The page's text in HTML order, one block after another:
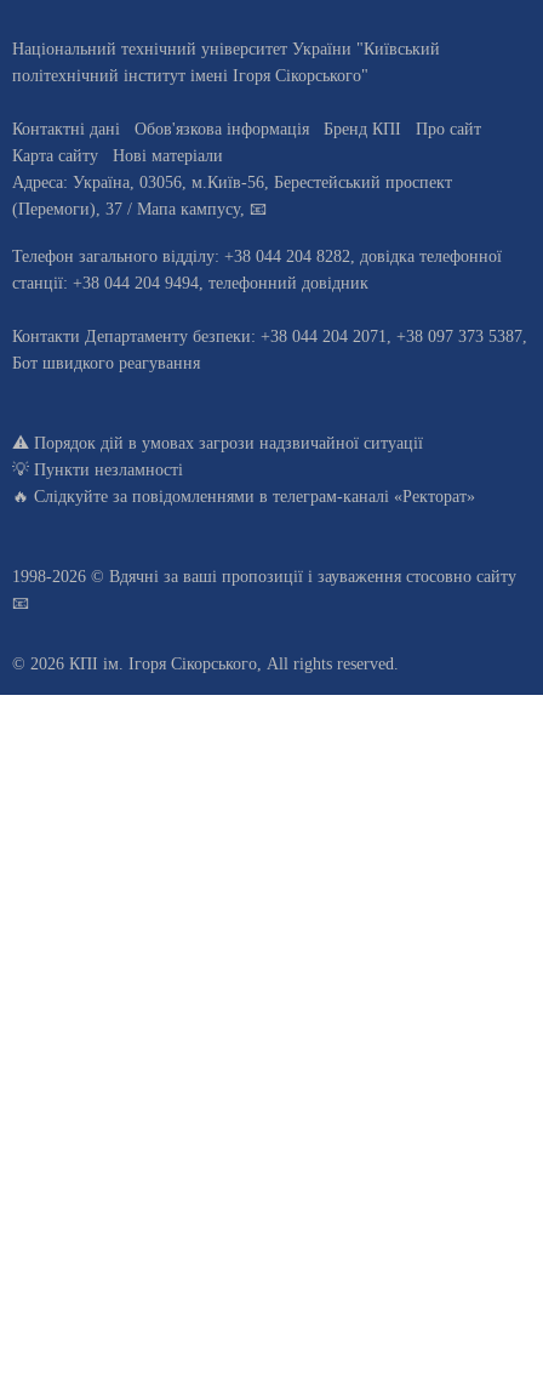
Національний технічний університет України "Київський
політехнічний інститут імені Ігоря Сікорського"
Контактні дані Обов'язкова інформація Бренд КПІ
Про сайт
Карта сайту
Нові матеріали
Адреса: Україна 03056 , м. Київ-56, Берестейський проспект
(Перемоги), 37 / Мапа кампусу, 📧
Телефон загального відділу: +38 044 204 8282 , довiдка телефонної
станцiї: +38 044 204 9494 телефонний довідник
Контакти Департаменту безпеки: +38 044 204 2071, +38 097 373 5387,
Бот швидкого реагування
⚠️ Порядок дій в умовах загрози надзвичайної ситуації
💡 Пункти незламності
🔥 Слідкуйте за повідомленнями в телеграм-каналі «Ректорат»
1998-2026 © Вдячні за ваші пропозиції і зауваження стосовно сайту
📧
© 2026 КПІ ім. Ігоря Сікорського, All rights reserved.